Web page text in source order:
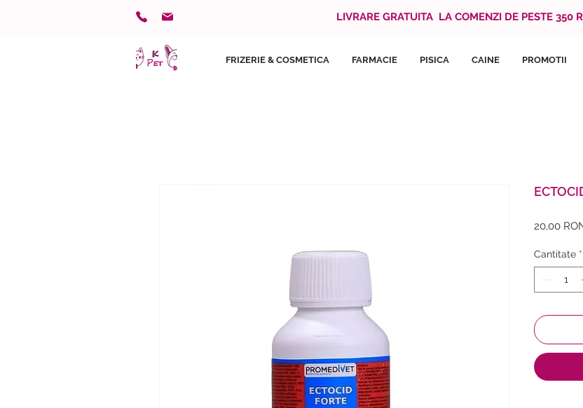
LIVRARE GRATUITA LA COMENZI DE PESTE 350
FRIZERIE & COSMETICA FARMACIE PISICA CAINE PROMOTII
20,00
Cantitate *